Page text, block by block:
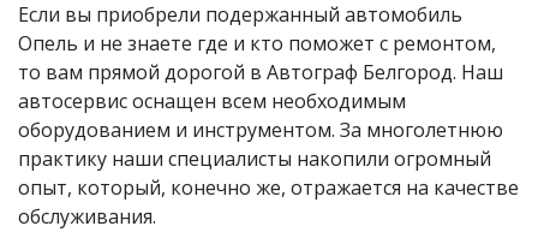
Если вы приобрели подержанный автомобиль
Опель и не знаете где и кто поможет с ремонтом,
то вам прямой дорогой в Автограф Белгород. Наш
автосервис оснащен всем необходимым
оборудованием и инструментом. За многолетнюю
практику наши специалисты накопили огромный
опыт, который, конечно же, отражается на качестве
обслуживания.